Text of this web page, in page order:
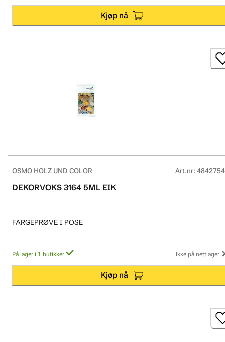
Kjøp nå
OSMO HOLZ UND COLOR Art.nr:
DEKORVOKS 3164 5ML EIK
FARGEPRØVE I POSE
På lager i 1 butikker Ikke på nettlager
Kjøp nå